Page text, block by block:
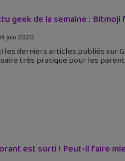
geek de la semaine :
juin 2020
les derniers articles publiés sur
très pratique pour les
est sorti ! Peut-il faire